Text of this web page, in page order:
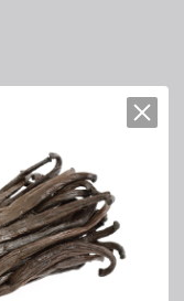
Yaourt,